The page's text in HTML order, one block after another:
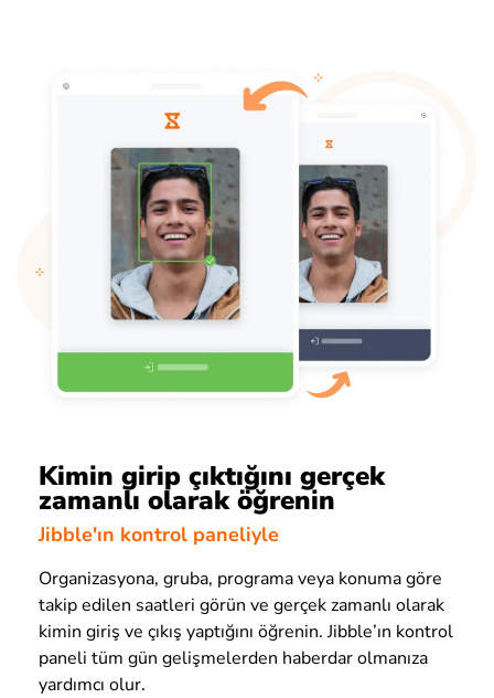
Kimin girip çıktığını gerçek
zamanlı olarak öğrenin
Jibble'ın kontrol paneliyle
Organizasyona, gruba, programa veya konuma göre
takip edilen saatleri görün ve gerçek zamanlı olarak
kimin giriş ve çıkış yaptığını öğrenin. Jibble’ın kontrol
paneli tüm gün gelişmelerden haberdar olmanıza
yardımcı olur.